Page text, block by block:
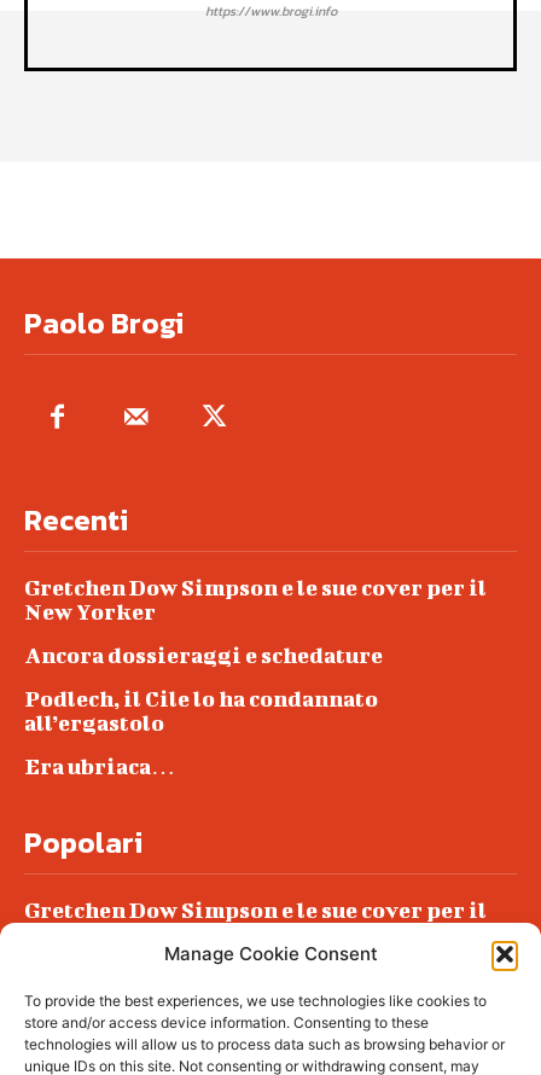
Manage Cookie Consent
To provide the best experiences, we use technologies like cookies to
store and/or access device information. Consenting to these
technologies will allow us to process data such as browsing behavior or
unique IDs on this site. Not consenting or withdrawing consent, may
https://www.brogi.info
Paolo Brogi
Recenti
Gretchen Dow Simpson e le sue cover per il
New Yorker
Ancora dossieraggi e schedature
Podlech, il Cile lo ha condannato
all’ergastolo
Era ubriaca…
Popolari
Gretchen Dow Simpson e le sue cover per il
Podlech, il Cile lo ha condannato
all’ergastolo